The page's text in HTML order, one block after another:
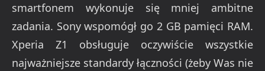
smartfonem wykonuje się mniej ambitne
zadania. Sony wspomógł go 2 GB pamięci RAM.
Xperia Z1 obsługuje oczywiście wszystkie
najważniejsze standardy łączności (żeby Was nie